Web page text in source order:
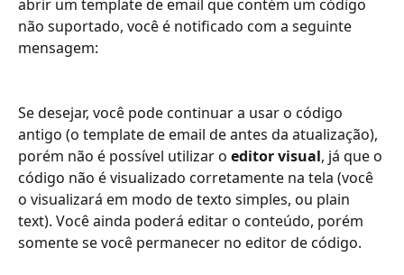
abrir um template de email que contém um código
não suportado, você é notificado com a seguinte
mensagem:
Se desejar, você pode continuar a usar o código
antigo (o template de email de antes da atualização),
porém não é possível utilizar o editor visual, já que o
código não é visualizado corretamente na tela (você
o visualizará em modo de texto simples, ou plain
text). Você ainda poderá editar o conteúdo, porém
somente se você permanecer no editor de código.